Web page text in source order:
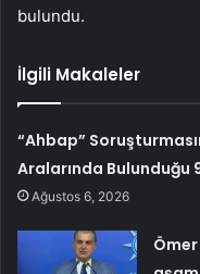
bulundu.
İlgili Makaleler
“Ahbap”
Aralarında Bulunduğu
Ağustos 6, 2026
Ömer